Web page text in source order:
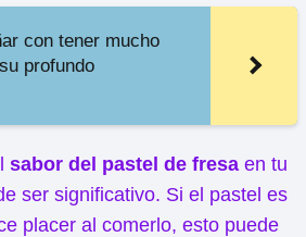
con tener mucho
profundo
sabor del pastel de fresa en tu
ser significativo. Si el pastel es
placer al comerlo, esto puede